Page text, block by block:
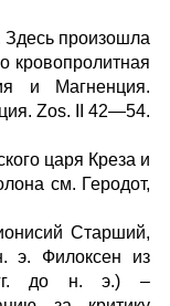
произошла
кровопролитная
и Магненция.
Zos. II 42—54.
царя Креза и
см. Геродот,
Старший,
э. Филоксен из
до н. э.) –